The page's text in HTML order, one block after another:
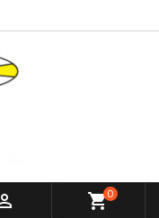
shopping_cart0
×
×
×
des produits